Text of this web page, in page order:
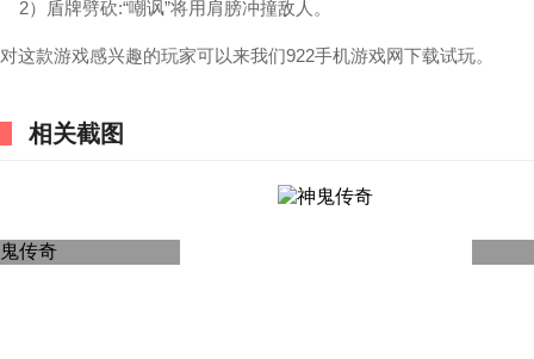
2）盾牌劈砍:“嘲讽”将用肩膀冲撞敌人。
对这款游戏感兴趣的玩家可以来我们922手机游戏网下载试玩。
相关截图